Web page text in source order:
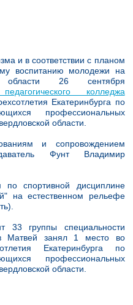
и в соответствии с планом
воспитанию молодежи на
области 26 сентября
колледжа
Екатеринбурга по
профессиональных
области.
и сопровождением
Фунт Владимир
по спортивной дисциплине
на естественном рельефе
33 группы специальности
Матвей занял 1 место во
Екатеринбурга по
профессиональных
области.